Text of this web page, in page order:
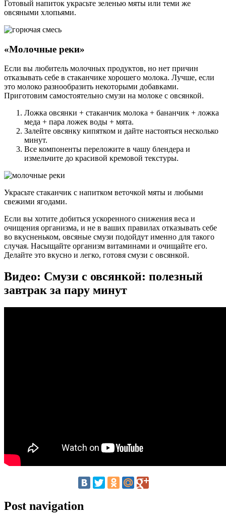
Готовый напиток украсьте зеленью мяты или теми же
овсяными хлопьями.
«Молочные реки»
Если вы любитель молочных продуктов, но нет причин
отказывать себе в стаканчике хорошего молока. Лучше, если
это молоко разнообразить некоторыми добавками.
Приготовим самостоятельно смузи на молоке с овсянкой.
Ложка овсянки + стаканчик молока + бананчик + ложка
меда + пара ложек воды + мята.
Залейте овсянку кипятком и дайте настояться несколько
минут.
Все компоненты переложите в чашу блендера и
измельчите до красивой кремовой текстуры.
Украсьте стаканчик с напитком веточкой мяты и любыми
свежими ягодами.
Если вы хотите добиться ускоренного снижения веса и
очищения организма, и не в ваших правилах отказывать себе
во вкусненьком, овсяные смузи подойдут именно для такого
случая. Насыщайте организм витаминами и очищайте его.
Делайте это вкусно и легко, готовя смузи с овсянкой.
Видео: Смузи с овсянкой: полезный
завтрак за пару минут
Post navigation